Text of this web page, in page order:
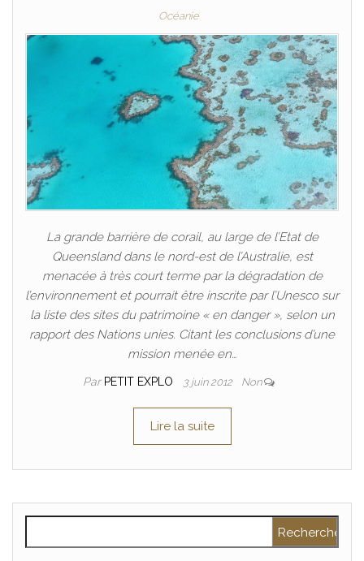
Océanie
La grande barrière de corail, au large de l’Etat de
Queensland dans le nord-est de l’Australie, est
menacée à très court terme par la dégradation de
l’environnement et pourrait être inscrite par l’Unesco sur
la liste des sites du patrimoine « en danger », selon un
rapport des Nations unies. Citant les conclusions d’une
mission menée en…
Par PETIT EXPLO 3 juin 2012 Non
Lire la suite